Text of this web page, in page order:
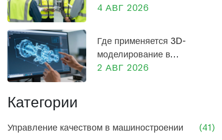
практическое руководство
4 АВГ 2026
Где применяется 3D-
моделирование в
машиностроении: от
2 АВГ 2026
Категории
Управление качеством в машиностроении
(41)